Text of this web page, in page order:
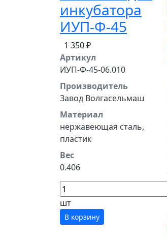
инкубатора
ИУП-Ф-45
1 350 ₽
Артикул
ИУП-Ф-45-06.010
Производитель
Завод Волгасельмаш
Материал
нержавеющая сталь,
пластик
Вес
0.406
шт
В корзину